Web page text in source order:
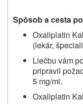
Spôsob a cesta
Oxaliplatin
(lekár,
Liečbu vám
pripravil
5 mg/ml.
Oxaliplatin